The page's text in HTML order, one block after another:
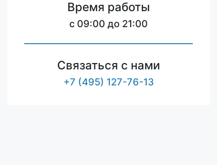
Время работы
c 09:00 до 21:00
Связаться с нами
+7 (495) 127-76-13